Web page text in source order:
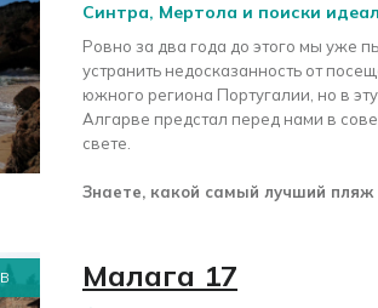
Синтра, Мертола и поиски
Ровно за два года до этого мы уже
устранить недосказанность от
южного региона Португалии, но в
Алгарве предстал перед нами в
свете.
Знаете, какой самый лучший пляж
Малага 17